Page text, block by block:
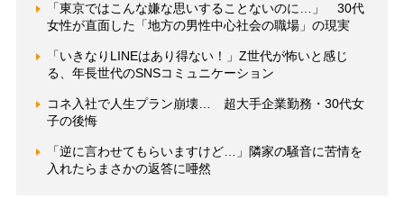
「東京ではこんな嫌な思いすることないのに…」 30代
女性が直面した「地方の男性中心社会の職場」の現実
「いきなりLINEはあり得ない！」Z世代が怖いと感じ
る、年長世代のSNSコミュニケーション
コネ入社で人生プラン崩壊… 超大手企業勤務・30代女
子の後悔
「逆に言わせてもらいますけど…」隣家の騒音に苦情を
入れたらまさかの返答に唖然